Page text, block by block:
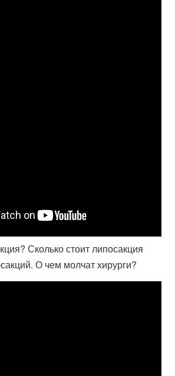
Сколько стоит липосакция
О чем молчат хирурги?